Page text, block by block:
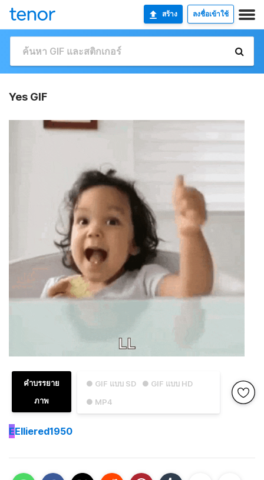
สร้าง ลงชื่อเข้าใช้
Yes GIF
● GIF แบบ SD
● GIF แบบ HD
● MP4
คำบรรยาย
ภาพ
EElliered1950